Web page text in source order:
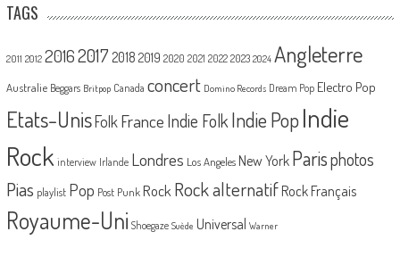
TAGS
2011 2012 20162017 2018 2019 2020 2021 2022 2023 2024 Angleterre
Australie Beggars Britpop Canada concert Domino Records Dream Pop Electro Pop
Etats-UnisFolk France Indie FolkIndie PopIndie
Rock interview Irlande Londres Los Angeles New York Parisphotos
Pias playlist Pop Post Punk Rock Rock alternatif Rock Français
Royaume-Uni Shoegaze Suède Universal Warner